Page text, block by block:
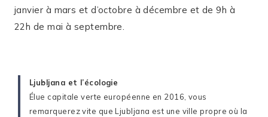
janvier à mars et d’octobre à décembre et de 9h à
22h de mai à septembre.
Ljubljana et l’écologie
Élue capitale verte européenne en 2016, vous
remarquerez vite que Ljubljana est une ville propre où la